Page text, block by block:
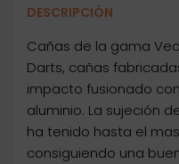
DESCRIPCIÓN
Cañas de la gama
Darts, cañas
impacto fusionado
aluminio. La sujeción
ha tenido hasta el
consiguiendo una